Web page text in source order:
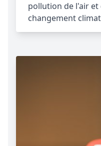
pollution de l'air et
changement